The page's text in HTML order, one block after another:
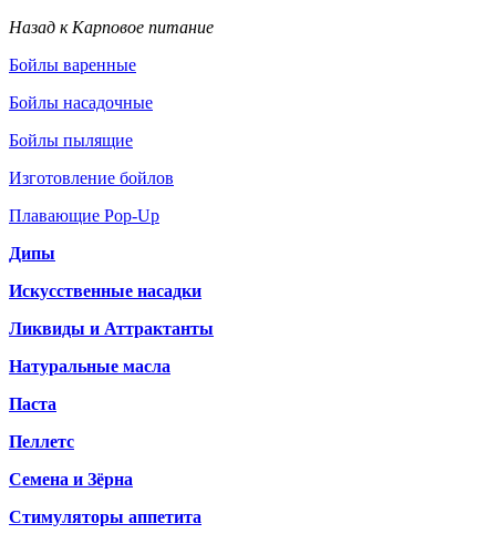
Назад к Карповое питание
Бойлы варенные
Бойлы насадочные
Бойлы пылящие
Изготовление бойлов
Плавающие Pop-Up
Дипы
Искусственные насадки
Ликвиды и Аттрактанты
Натуральные масла
Паста
Пеллетс
Семена и Зёрна
Стимуляторы аппетита